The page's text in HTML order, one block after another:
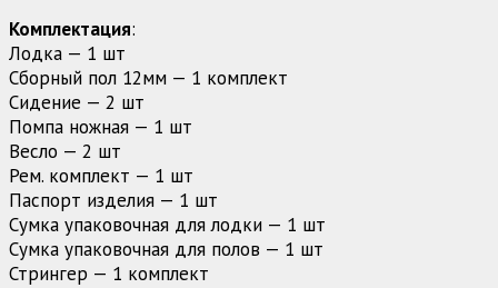
Комплектация:
Лодка — 1 шт
Сборный пол 12мм — 1 комплект
Сидение — 2 шт
Помпа ножная — 1 шт
Весло — 2 шт
Рем. комплект — 1 шт
Паспорт изделия — 1 шт
Сумка упаковочная для лодки — 1 шт
Сумка упаковочная для полов — 1 шт
Стрингер — 1 комплект